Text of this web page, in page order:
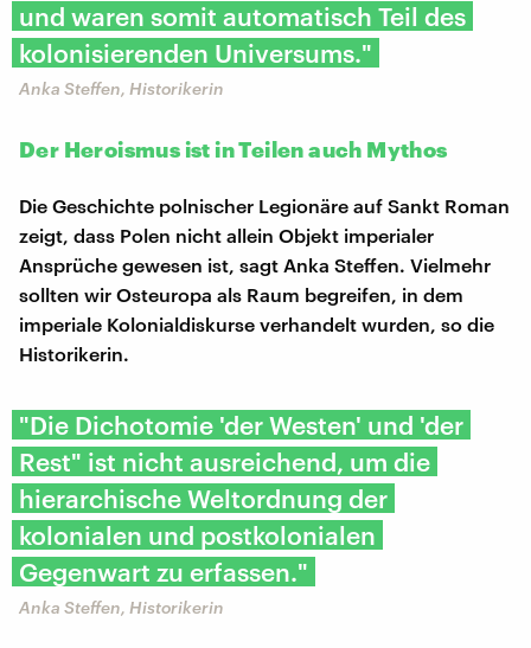
und waren somit automatisch Teil des
kolonisierenden Universums."
Anka Steffen, Historikerin
Der Heroismus ist in Teilen auch Mythos
Die Geschichte polnischer Legionäre auf Sankt Roman
zeigt, dass Polen nicht allein Objekt imperialer
Ansprüche gewesen ist, sagt Anka Steffen. Vielmehr
sollten wir Osteuropa als Raum begreifen, in dem
imperiale Kolonialdiskurse verhandelt wurden, so die
Historikerin.
"Die Dichotomie 'der Westen' und 'der
Rest" ist nicht ausreichend, um die
hierarchische Weltordnung der
kolonialen und postkolonialen
Gegenwart zu erfassen."
Anka Steffen, Historikerin